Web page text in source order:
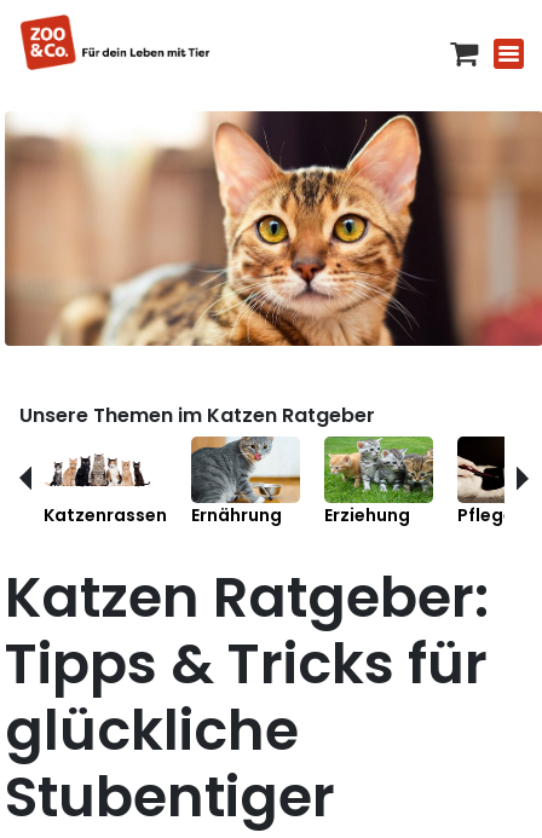
Unsere Themen im Katzen Ratgeber
Katzenrassen Ernährung Erziehung Pflege
Katzen Ratgeber:
Tipps & Tricks für
glückliche
Stubentiger